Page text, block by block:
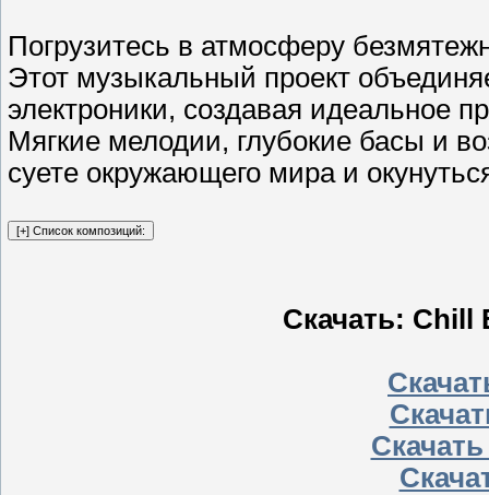
Погрузитесь в атмосферу
Этот музыкальный проект
электроники, создавая идеальное
Мягкие мелодии, глубокие басы и
суете окружающего мира и
Скачать: Chill